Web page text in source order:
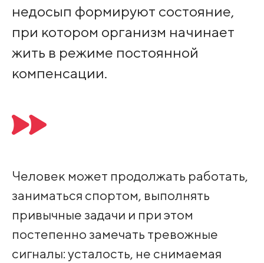
недосып формируют состояние,
при котором организм начинает
жить в режиме постоянной
компенсации.
Человек может продолжать работать,
заниматься спортом, выполнять
привычные задачи и при этом
постепенно замечать тревожные
сигналы: усталость, не снимаемая